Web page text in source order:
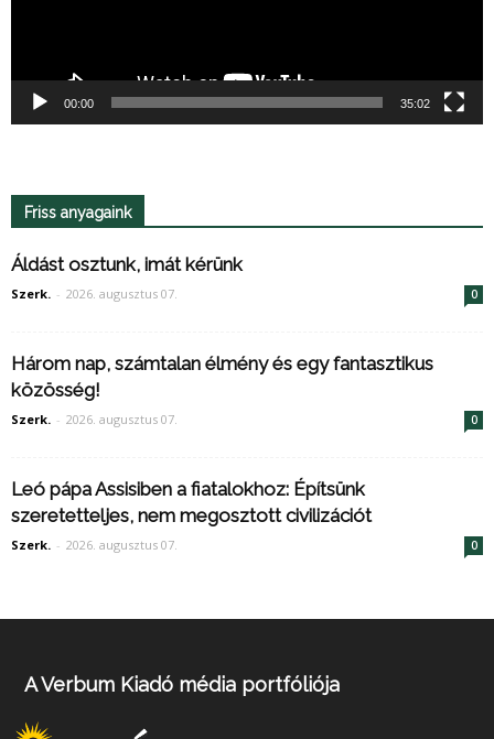
00:00 35:02
Friss anyagaink
Áldást osztunk, imát kérünk
Szerk. - 2026. augusztus 07. 0
Három nap, számtalan élmény és egy fantasztikus
közösség!
Szerk. - 2026. augusztus 07. 0
Leó pápa Assisiben a fiatalokhoz: Építsünk
szeretetteljes, nem megosztott civilizációt
Szerk. - 2026. augusztus 07. 0
A Verbum Kiadó média portfóliója